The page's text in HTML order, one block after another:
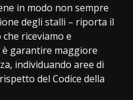
in modo non sempre
degli stalli – riporta il
riceviamo e
è garantire maggiore
individuando aree di
del Codice della